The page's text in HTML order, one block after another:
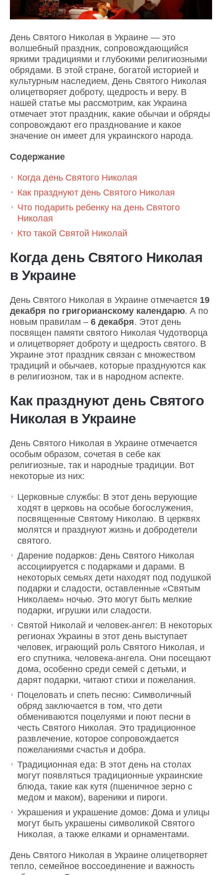
День Святого Николая в Украине — это
волшебный праздник, сопровождающийся
яркими традициями и глубокими религиозными
обрядами. В этой стране, богатой историей и
культурным наследием, День Святого Николая
олицетворяет доброту, щедрость и веру. В
нашей статье мы рассмотрим, как Украина
отмечает этот праздник, какие обычаи и обряды
сопровождают его празднование и какое
значение он имеет для украинского народа.
Содержание
Когда день Святого Николая
Как празднуют день Святого Николая
Что подарить ребенку на день Святого
Николая
Кто такой Святой Николай
Когда день Святого Николая
в Украине
День Святого Николая в Украине отмечается 19
декабря по григорианскому календарю. А по
новым правилам – 6 декабря. Этот день
посвящен памяти святого Николая Чудотворца
и олицетворяет доброту и щедрость святого. В
Украине этот праздник связан с множеством
традиций и обычаев, которые празднуются как
в религиозном, так и в народном аспекте.
Как празднуют день Святого
Николая в Украине
День Святого Николая в Украине отмечается
особым образом, сочетая в себе как
религиозные, так и народные традиции. Вот
некоторые из них:
Церковные службы: В этот день верующие
ходят в церковь на особые богослужения,
посвященные Святому Николаю. В церквях
молятся и празднуют жизнь и добродетели
святого.
Дарение подарков: День Святого Николая
ассоциируется с подарками и дарами. В
некоторых семьях дети находят под подушкой
подарки и сладости, оставленные «Святым
Николаем» ночью. Это могут быть мелкие
подарки, игрушки или сладости.
Святой Николай и человек-ангел: В некоторых
регионах Украины в этот день выступает
человек, играющий роль Святого Николая, и
его спутника, человека-ангела. Они посещают
дома, особенно среди семей с детьми, и
дарят подарки, читают стихи и пожелания.
Поцеловать и спеть песню: Символичный
обряд заключается в том, что дети
обмениваются поцелуями и поют песни в
честь Святого Николая. Это традиционное
развлечение, которое сопровождается
пожеланиями счастья и добра.
Традиционная еда: В этот день на столах
могут появляться традиционные украинские
блюда, такие как кутя (пшеничное зерно с
медом и маком), вареники и пироги.
Украшения и украшение домов: Дома и улицы
могут быть украшены символикой Святого
Николая, а также елками и орнаментами.
День Святого Николая в Украине олицетворяет
тепло, семейное воссоединение и важность